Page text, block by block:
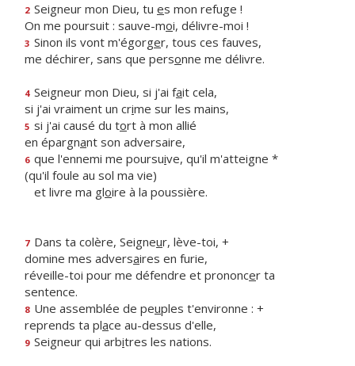
2 Seigneur mon Dieu, tu es mon refuge !
On me poursuit : sauve-moi, délivre-moi !
3 Sinon ils vont m'égorger, tous ces fauves,
me déchirer, sans que personne me délivre.
4 Seigneur mon Dieu, si j'ai fait cela,
si j'ai vraiment un crime sur les mains,
5 si j'ai causé du tort à mon allié
en épargnant son adversaire,
6 que l'ennemi me poursuive, qu'il m'atteigne *
(qu'il foule au sol ma vie)
et livre ma gloire à la poussière.
7 Dans ta colère, Seigneur, lève-toi, +
domine mes adversaires en furie,
réveille-toi pour me défendre et prononcer ta
sentence.
8 Une assemblée de peuples t'environne : +
reprends ta place au-dessus d'elle,
9 Seigneur qui arbitres les nations.